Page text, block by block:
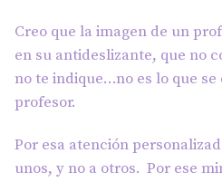
Creo que la imagen de un
en su antideslizante, que no
no te indique…no es lo que
profesor.
Por esa atención
unos, y no a otros. Por ese